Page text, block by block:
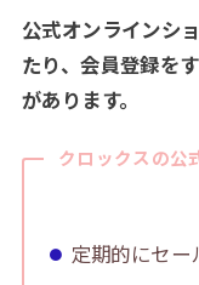
公式オンラインシ
たり、会員登録を
があります。
クロックスの公
定期的にセー